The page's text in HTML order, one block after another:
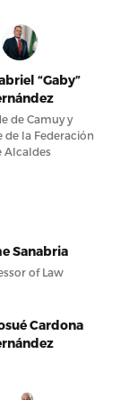
“Gaby”
de Camuy y
de la Federación
Alcaldes
Sanabria
of Law
Cardona